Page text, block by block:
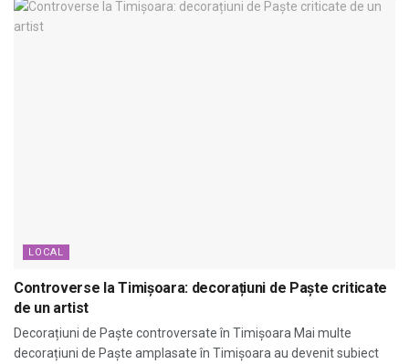
LOCAL
Controverse la Timișoara: decorațiuni de Paște criticate
de un artist
Decorațiuni de Paște controversate în Timișoara Mai multe
decorațiuni de Paște amplasate în Timișoara au devenit subiect